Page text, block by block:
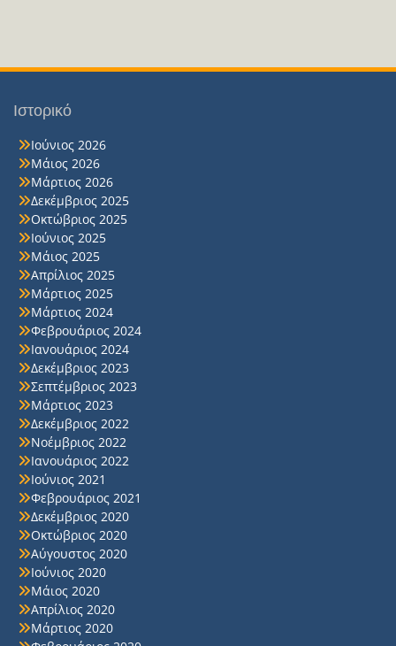
Ιστορικό
Ιούνιος 2026
Μάιος 2026
Μάρτιος 2026
Δεκέμβριος 2025
Οκτώβριος 2025
Ιούνιος 2025
Μάιος 2025
Απρίλιος 2025
Μάρτιος 2025
Μάρτιος 2024
Φεβρουάριος 2024
Ιανουάριος 2024
Δεκέμβριος 2023
Σεπτέμβριος 2023
Μάρτιος 2023
Δεκέμβριος 2022
Νοέμβριος 2022
Ιανουάριος 2022
Ιούνιος 2021
Φεβρουάριος 2021
Δεκέμβριος 2020
Οκτώβριος 2020
Αύγουστος 2020
Ιούνιος 2020
Μάιος 2020
Απρίλιος 2020
Μάρτιος 2020